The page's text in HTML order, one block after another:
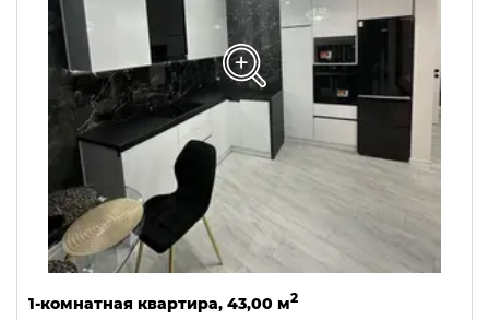
1-комнатная квартира, 43,00 м2